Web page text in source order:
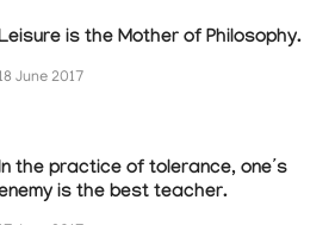
is the Mother of Philosophy.
June 2017
the practice of tolerance, one’s
is the best teacher.